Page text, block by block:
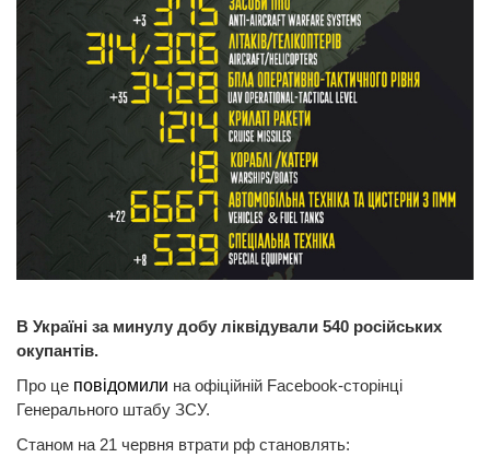
В Україні за минулу добу ліквідували 540 російських
окупантів.
Про це повідомили на офіційній Facebook-сторінці
Генерального штабу ЗСУ.
Станом на 21 червня втрати рф становлять: